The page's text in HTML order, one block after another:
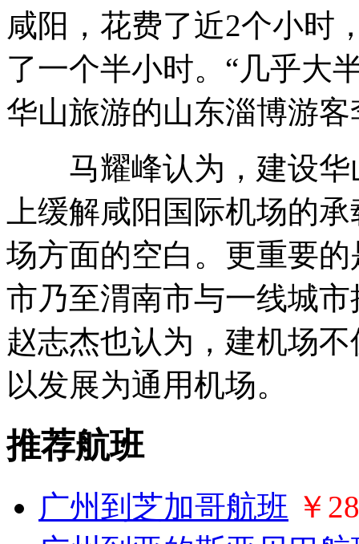
咸阳，花费了近2个小时
了一个半小时。“几乎大
华山旅游的山东淄博游
马耀峰认为，建设华
上缓解咸阳国际机场的
场方面的空白。更重要
市乃至渭南市与一线城
赵志杰也认为，建机场
以发展为通用机场。
推荐航班
广州到芝加哥航班 ￥